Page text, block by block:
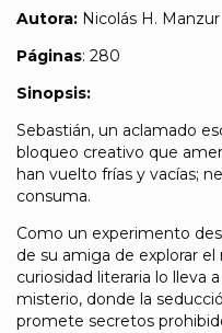
Autora: Nicolás H. Manzur
Páginas: 280
Sinopsis:
Sebastián, un aclamado
bloqueo creativo que
han vuelto frías y vacías;
consuma.
Como un experimento
de su amiga de explorar
curiosidad literaria lo lleva
misterio, donde la
promete secretos